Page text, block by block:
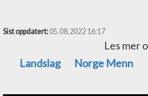
Sist oppdatert: 05.08.2022 16:17
Les mer
Landslag
Norge Menn